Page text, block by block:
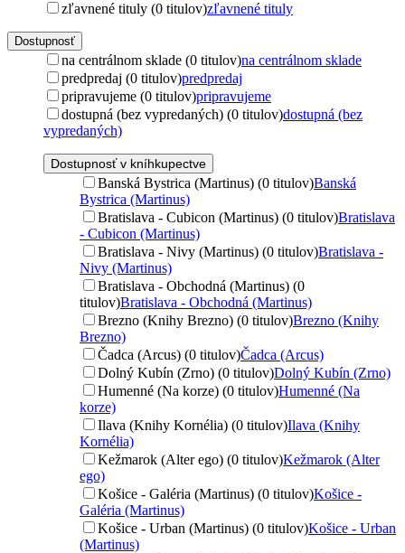
zľavnené tituly (0 titulov)zľavnené tituly
Dostupnosť
na centrálnom sklade (0 titulov)na centrálnom sklade
predpredaj (0 titulov)predpredaj
pripravujeme (0 titulov)pripravujeme
dostupná (bez vypredaných) (0 titulov)dostupná (bez
vypredaných)
Dostupnosť v kníhkupectve
Banská Bystrica (Martinus) (0 titulov)Banská
Bystrica (Martinus)
Bratislava - Cubicon (Martinus) (0 titulov)Bratislava
- Cubicon (Martinus)
Bratislava - Nivy (Martinus) (0 titulov)Bratislava -
Nivy (Martinus)
Bratislava - Obchodná (Martinus) (0
titulov)Bratislava - Obchodná (Martinus)
Brezno (Knihy Brezno) (0 titulov)Brezno (Knihy
Brezno)
Čadca (Arcus) (0 titulov)Čadca (Arcus)
Dolný Kubín (Zrno) (0 titulov)Dolný Kubín (Zrno)
Humenné (Na korze) (0 titulov)Humenné (Na
korze)
Ilava (Knihy Kornélia) (0 titulov)Ilava (Knihy
Kornélia)
Kežmarok (Alter ego) (0 titulov)Kežmarok (Alter
ego)
Košice - Galéria (Martinus) (0 titulov)Košice -
Galéria (Martinus)
Košice - Urban (Martinus) (0 titulov)Košice - Urban
(Martinus)